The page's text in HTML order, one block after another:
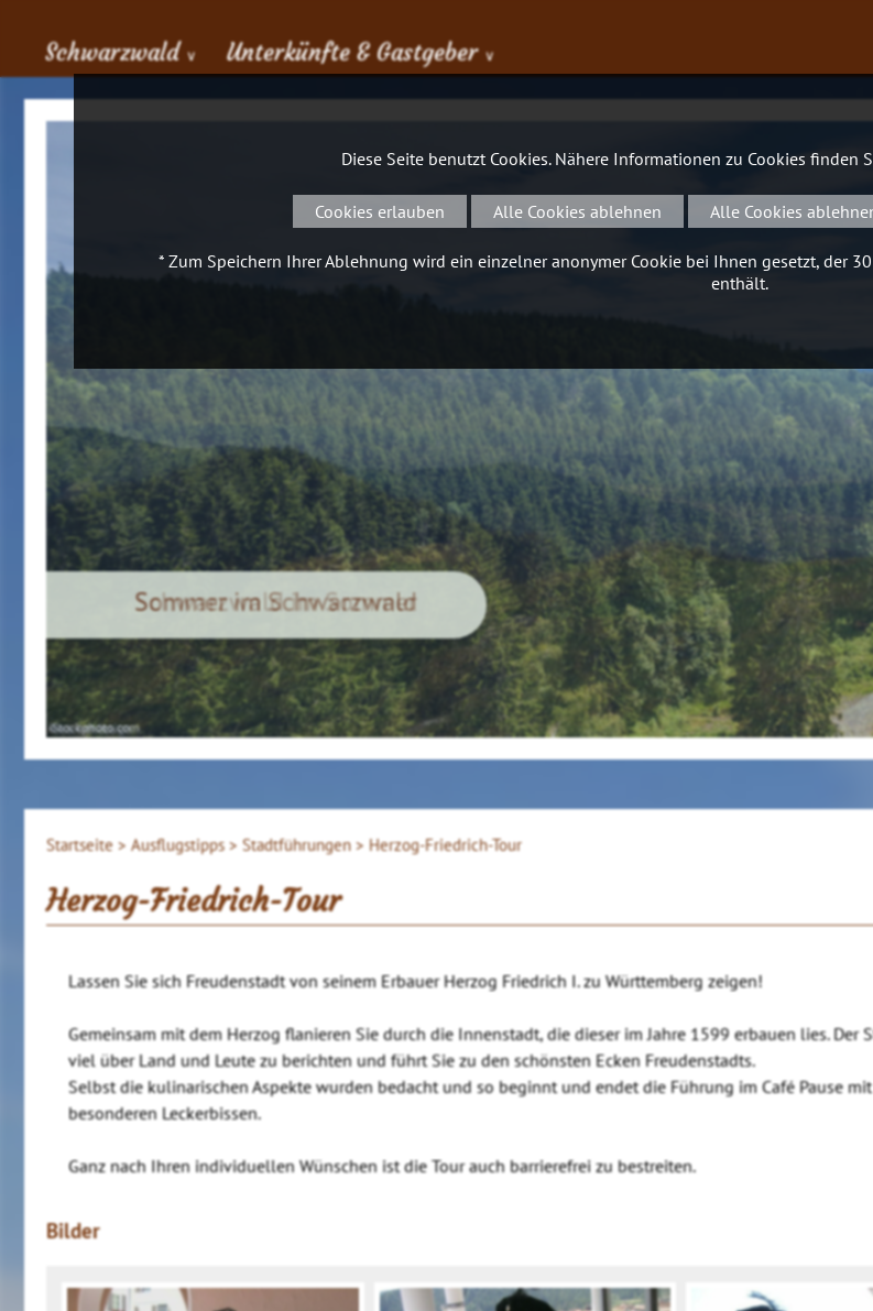
Schwarzwald ∨ Unterkünfte & Gastgeber ∨
iStockphoto.com
Sommer im Schwarzwald
Startseite > Ausflugstipps > Stadtführungen > Herzog-Friedrich-Tour
Herzog-Friedrich-Tour
Lassen Sie sich Freudenstadt von seinem Erbauer Herzog Friedrich I. zu Württemberg zeigen!
Gemeinsam mit dem Herzog flanieren Sie durch die Innenstadt, die dieser im Jahre 1599 erbauen lies. Der
viel über Land und Leute zu berichten und führt Sie zu den schönsten Ecken Freudenstadts.
Selbst die kulinarischen Aspekte wurden bedacht und so beginnt und endet die Führung im Café Pause
besonderen Leckerbissen.
Ganz nach Ihren individuellen Wünschen ist die Tour auch barrierefrei zu bestreiten.
Bilder
Diese Seite benutzt Cookies. Nähere Informationen zu Cookies finden
Cookies erlauben Alle Cookies ablehnen Alle Cookies
* Zum Speichern Ihrer Ablehnung wird ein einzelner anonymer Cookie bei Ihnen gesetzt, der
enthält.